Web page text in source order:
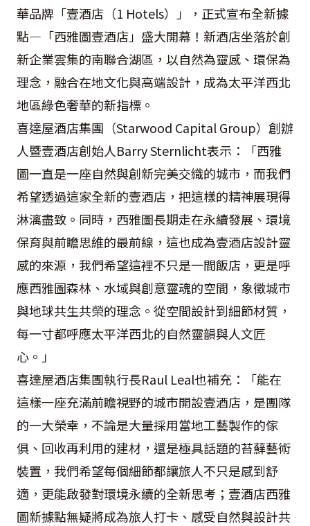
華品牌「壹酒店（1 Hotels）」，正式宣布全新據
點—「西雅圖壹酒店」盛大開幕！新酒店坐落於創
新企業雲集的南聯合湖區，以自然為靈感、環保為
理念，融合在地文化與高端設計，成為太平洋西北
地區綠色奢華的新指標。
喜達屋酒店集團（Starwood Capital Group）創辦
人暨壹酒店創始人Barry Sternlicht表示：「西雅
圖一直是一座自然與創新完美交織的城市，而我們
希望透過這家全新的壹酒店，把這樣的精神展現得
淋漓盡致。同時，西雅圖長期走在永續發展、環境
保育與前瞻思維的最前線，這也成為壹酒店設計靈
感的來源，我們希望這裡不只是一間飯店，更是呼
應西雅圖森林、水域與創意靈魂的空間，象徵城市
與地球共生共榮的理念。從空間設計到細節材質，
每一寸都呼應太平洋西北的自然靈韻與人文匠
心。」
喜達屋酒店集團執行長Raul Leal也補充：「能在
這樣一座充滿前瞻視野的城市開設壹酒店，是團隊
的一大榮幸，不論是大量採用當地工藝製作的傢
俱、回收再利用的建材，還是極具話題的苔蘚藝術
裝置，我們希望每個細節都讓旅人不只是感到舒
適，更能啟發對環境永續的全新思考；壹酒店西雅
圖新據點無疑將成為旅人打卡、感受自然與設計共